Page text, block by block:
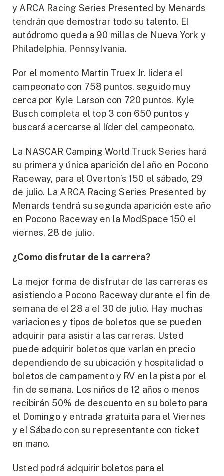
y ARCA Racing Series Presented by Menards
tendrán que demostrar todo su talento. El
autódromo queda a 90 millas de Nueva York y
Philadelphia, Pennsylvania.
Por el momento Martin Truex Jr. lidera el
campeonato con 758 puntos, seguido muy
cerca por Kyle Larson con 720 puntos. Kyle
Busch completa el top 3 con 650 puntos y
buscará acercarse al líder del campeonato.
La NASCAR Camping World Truck Series hará
su primera y única aparición del año en Pocono
Raceway, para el Overton’s 150 el sábado, 29
de julio. La ARCA Racing Series Presented by
Menards tendrá su segunda aparición este año
en Pocono Raceway en la ModSpace 150 el
viernes, 28 de julio.
¿Como disfrutar de la carrera?
La mejor forma de disfrutar de las carreras es
asistiendo a Pocono Raceway durante el fin de
semana de el 28 a el 30 de julio. Hay muchas
variaciones y tipos de boletos que se pueden
adquirir para asistir a las carreras. Usted
puede adquirir boletos que varían en precio
dependiendo de su ubicación y hospitalidad o
boletos de campamento y RV en la pista por el
fin de semana. Los niños de 12 años o menos
recibirán 50% de descuento en su boleto para
el Domingo y entrada gratuita para el Viernes
y el Sábado con su representante con ticket
en mano.
Usted podrá adquirir boletos para el